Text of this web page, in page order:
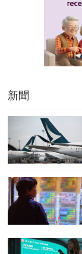
新聞